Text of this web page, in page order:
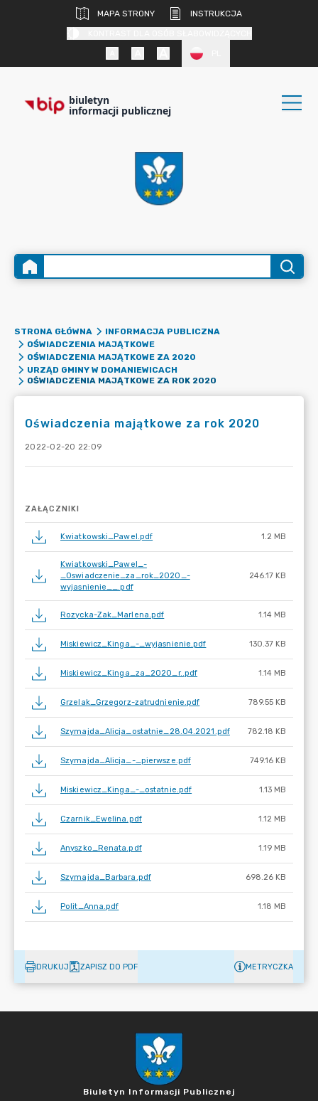
MAPA STRONY
INSTRUKCJA
biuletyn
informacji publicznej
STRONA GŁÓWNA
INFORMACJA PUBLICZNA
OŚWIADCZENIA MAJĄTKOWE
OŚWIADCZENIA MAJĄTKOWE ZA 2020
URZĄD GMINY W DOMANIEWICACH
OŚWIADCZENIA MAJĄTKOWE ZA ROK 2020
Oświadczenia majątkowe za rok 2020
2022-02-20 22:09
ZAŁĄCZNIKI
Kwiatkowski_Pawel.pdf 1.2 MB
Kwiatkowski_Pawel_-
_Oswiadczenie_za_rok_2020_-
wyjasnienie__.pdf
246.17 KB
Rozycka-Zak_Marlena.pdf 1.14 MB
Miskiewicz_Kinga_-_wyjasnienie.pdf 130.37 KB
Miskiewicz_Kinga_za_2020_r..pdf 1.14 MB
Grzelak_Grzegorz-zatrudnienie.pdf 789.55 KB
Szymajda_Alicja_ostatnie_28.04.2021.pdf 782.18 KB
Szymajda_Alicja_-_pierwsze.pdf 749.16 KB
Miskiewicz_Kinga_-_ostatnie.pdf 1.13 MB
Czarnik_Ewelina.pdf 1.12 MB
Anyszko_Renata.pdf 1.19 MB
Szymajda_Barbara.pdf 698.26 KB
Polit_Anna.pdf 1.18 MB
DRUKUJ ZAPISZ DO PDF METRYCZKA
Biuletyn Informacji Publicznej